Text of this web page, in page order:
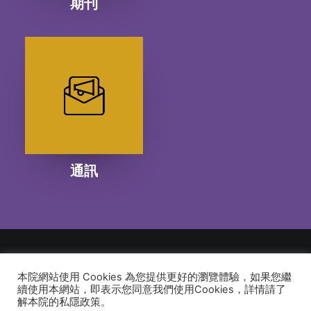
期刊
通訊
© 2026 建道神學院Alliance Bible Seminary. All rights reserved
本院網站使用 Cookies 為您提供更好的瀏覽體驗，如果您繼
續使用本網站，即表示您同意我們使用Cookies，詳情請了
解本院的私隱政策。